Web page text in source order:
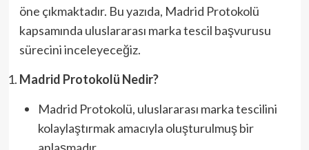
öne çıkmaktadır. Bu yazıda, Madrid Protokolü
kapsamında uluslararası marka tescil başvurusu
sürecini inceleyeceğiz.
Madrid Protokolü Nedir?
Madrid Protokolü, uluslararası marka tescilini
kolaylaştırmak amacıyla oluşturulmuş bir